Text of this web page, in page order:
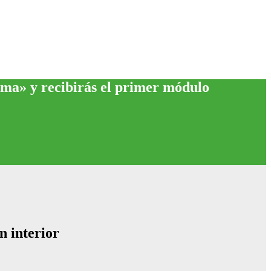
y recibirás el primer módulo
interior